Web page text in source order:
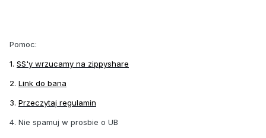
Pomoc:
1. SS'y wrzucamy na zippyshare
2. Link do bana
3. Przeczytaj regulamin
4. Nie spamuj w prosbie o UB